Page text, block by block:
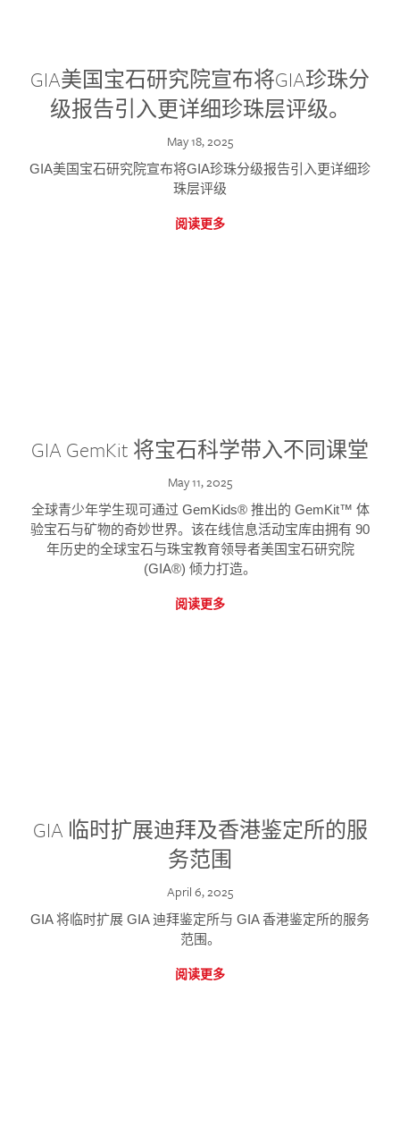
GIA美国宝石研究院宣布将GIA珍珠分
级报告引入更详细珍珠层评级。
May 18, 2025
GIA美国宝石研究院宣布将GIA珍珠分级报告引入更详细珍
珠层评级
阅读更多
GIA GemKit 将宝石科学带入不同课堂
May 11, 2025
全球青少年学生现可通过 GemKids® 推出的 GemKit™ 体
验宝石与矿物的奇妙世界。该在线信息活动宝库由拥有 90
年历史的全球宝石与珠宝教育领导者美国宝石研究院
(GIA®) 倾力打造。
阅读更多
GIA 临时扩展迪拜及香港鉴定所的服
务范围
April 6, 2025
GIA 将临时扩展 GIA 迪拜鉴定所与 GIA 香港鉴定所的服务
范围。
阅读更多